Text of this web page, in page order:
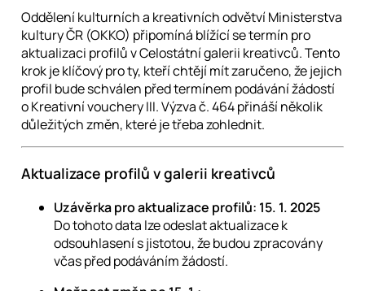
Oddělení kulturních a kreativních odvětví Ministerstva
kultury ČR (OKKO) připomíná blížící se termín pro
aktualizaci profilů v Celostátní galerii kreativců. Tento
krok je klíčový pro ty, kteří chtějí mít zaručeno, že jejich
profil bude schválen před termínem podávání žádostí
o Kreativní vouchery III. Výzva č. 464 přináší několik
důležitých změn, které je třeba zohlednit.
Aktualizace profilů v galerii kreativců
Uzávěrka pro aktualizace profilů: 15. 1. 2025
Do tohoto data lze odeslat aktualizace k
odsouhlasení s jistotou, že budou zpracovány
včas před podáváním žádostí.